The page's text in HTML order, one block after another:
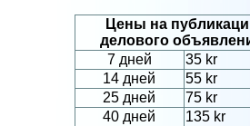
Цены на
делового
7 дней
35 kr
14 дней
55 kr
25 дней
75 kr
40 дней
135 kr